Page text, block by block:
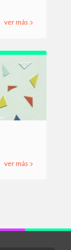
ver más >
ver más >